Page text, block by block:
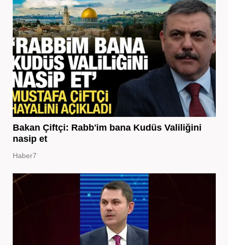
Bakan Çiftçi: Rabb'im bana Kudüs Valiliğini
nasip et
Haber7